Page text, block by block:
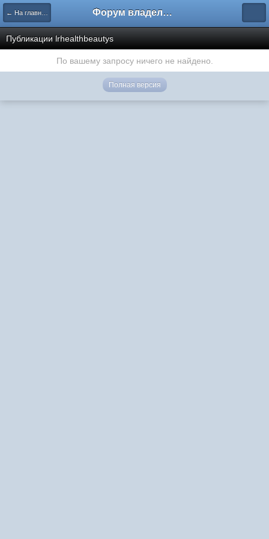
← На главную Форум владельцев интернет-магазинов
Публикации lrhealthbeautys
По вашему запросу ничего не найдено.
Полная версия